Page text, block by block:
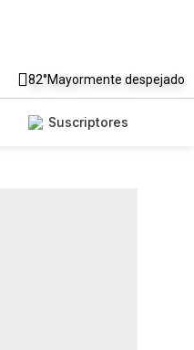
82°Mayormente despejado
Suscriptores